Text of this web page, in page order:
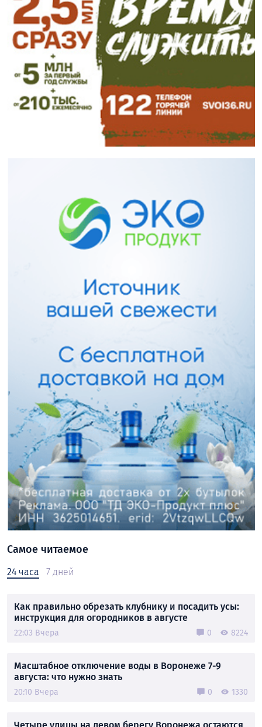
Самое читаемое
24 часа 7 дней
Как правильно обрезать клубнику и посадить усы:
инструкция для огородников в августе
22:03 Вчера 0 8224
Масштабное отключение воды в Воронеже 7-9
августа: что нужно знать
20:10 Вчера 0 1330